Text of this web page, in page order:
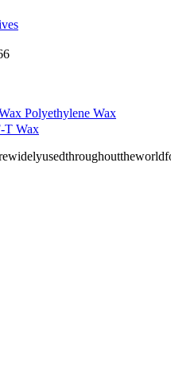
Polyethylene Wax
T Wax